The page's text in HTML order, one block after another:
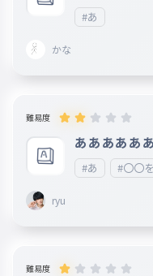
じ
じ
052
ぜ
053 ぞ
ぞ
054
ぢ
#あ
かな
難易度
あああああ
あああああ
ああ
#あ #〇〇
ryu
難易度